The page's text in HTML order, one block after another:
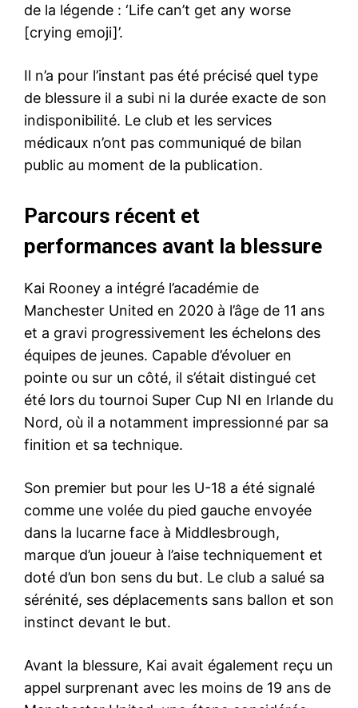
de la légende : ‘Life can’t get any worse
[crying emoji]’.
Il n’a pour l’instant pas été précisé quel type
de blessure il a subi ni la durée exacte de son
indisponibilité. Le club et les services
médicaux n’ont pas communiqué de bilan
public au moment de la publication.
Parcours récent et
performances avant la blessure
Kai Rooney a intégré l’académie de
Manchester United en 2020 à l’âge de 11 ans
et a gravi progressivement les échelons des
équipes de jeunes. Capable d’évoluer en
pointe ou sur un côté, il s’était distingué cet
été lors du tournoi Super Cup NI en Irlande du
Nord, où il a notamment impressionné par sa
finition et sa technique.
Son premier but pour les U-18 a été signalé
comme une volée du pied gauche envoyée
dans la lucarne face à Middlesbrough,
marque d’un joueur à l’aise techniquement et
doté d’un bon sens du but. Le club a salué sa
sérénité, ses déplacements sans ballon et son
instinct devant le but.
Avant la blessure, Kai avait également reçu un
appel surprenant avec les moins de 19 ans de